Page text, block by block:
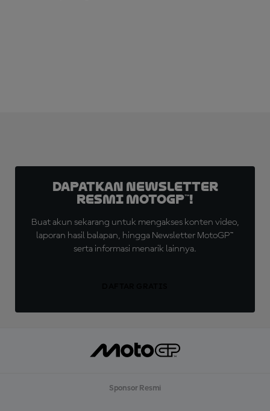
Dapatkan Newsletter
Resmi MotoGP™!
Buat akun sekarang untuk mengakses konten video,
laporan hasil balapan, hingga Newsletter MotoGP™
serta informasi menarik lainnya.
Sponsor Resmi